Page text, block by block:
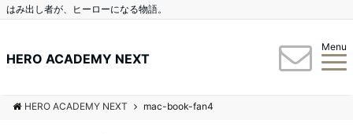
はみ出し者が、ヒーローになる物語。
HERO ACADEMY NEXT
Menu
HERO ACADEMY NEXT mac-book-fan4